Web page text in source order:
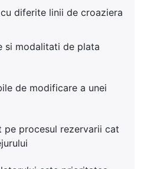
diferite linii de croaziera
si modalitati de plata
de modificare a unei
pe procesul rezervarii cat